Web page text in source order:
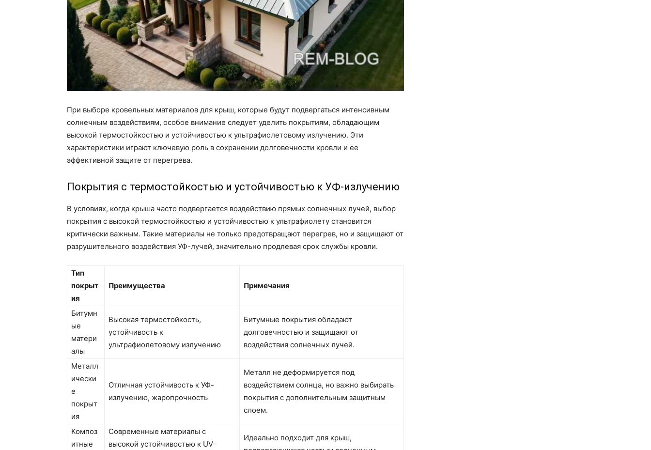
При выборе кровельных материалов для крыш, которые будут подвергаться интенсивным
солнечным воздействиям, особое внимание следует уделить покрытиям, обладающим
высокой термостойкостью и устойчивостью к ультрафиолетовому излучению. Эти
характеристики играют ключевую роль в сохранении долговечности кровли и ее
эффективной защите от перегрева.
Покрытия с термостойкостью и устойчивостью к УФ-излучению
В условиях, когда крыша часто подвергается воздействию прямых солнечных лучей, выбор
покрытия с высокой термостойкостью и устойчивостью к ультрафиолету становится
критически важным. Такие материалы не только предотвращают перегрев, но и защищают от
разрушительного воздействия УФ-лучей, значительно продлевая срок службы кровли.
Тип
покрыт
ия
Преимущества Примечания
Битумн
ые
матери
алы
Высокая термостойкость,
устойчивость к
ультрафиолетовому излучению
Битумные покрытия обладают
долговечностью и защищают от
воздействия солнечных лучей.
Металл
ически
е
покрыт
ия
Отличная устойчивость к УФ-
излучению, жаропрочность
Металл не деформируется под
воздействием солнца, но важно выбирать
покрытия с дополнительным защитным
слоем.
Композ
итные
Современные материалы с
высокой устойчивостью к UV-
Идеально подходит для крыш,